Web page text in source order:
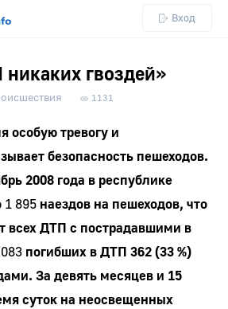
Вход
гвоздей»
1131
особую тревогу и
безопасность пешеходов.
2008 года в республике
1 895 наездов на пешеходов, что
всех ДТП с пострадавшими в
погибших в ДТП 362 (33 %)
За девять месяцев и 15
суток на неосвещенных